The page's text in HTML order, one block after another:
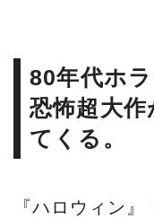
80年代ホ
恐怖超大
てくる。
『ハロウィン